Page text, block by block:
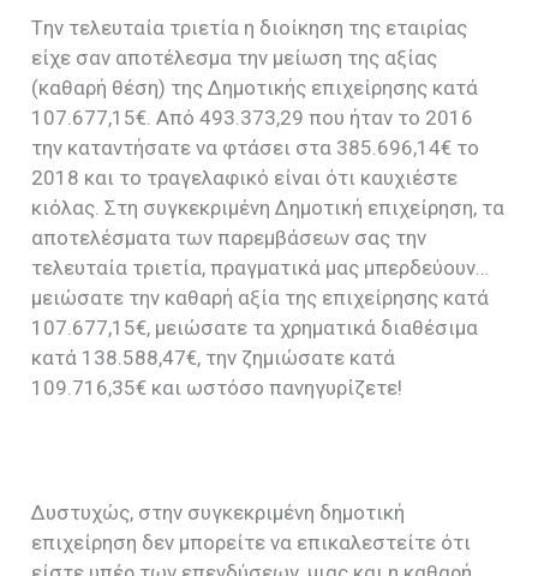
Tην τελευταία τριετία η διοίκηση της εταιρίας
είχε σαν αποτέλεσμα την μείωση της αξίας
(καθαρή θέση) της Δημοτικής επιχείρησης κατά
107.677,15€. Από 493.373,29 που ήταν το 2016
την καταντήσατε να φτάσει στα 385.696,14€ το
2018 και το τραγελαφικό είναι ότι καυχιέστε
κιόλας. Στη συγκεκριμένη Δημοτική επιχείρηση, τα
αποτελέσματα των παρεμβάσεων σας την
τελευταία τριετία, πραγματικά μας μπερδεύουν…
μειώσατε την καθαρή αξία της επιχείρησης κατά
107.677,15€, μειώσατε τα χρηματικά διαθέσιμα
κατά 138.588,47€, την ζημιώσατε κατά
109.716,35€ και ωστόσο πανηγυρίζετε!
Δυστυχώς, στην συγκεκριμένη δημοτική
επιχείρηση δεν μπορείτε να επικαλεστείτε ότι